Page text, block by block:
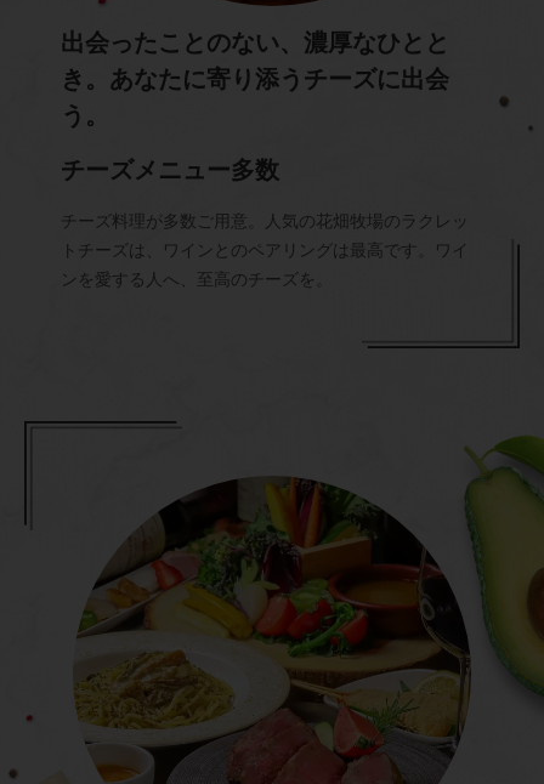
出会ったことのない、濃厚なひとと
き。あなたに寄り添うチーズに出会
う。
チーズメニュー多数
チーズ料理が多数ご用意。人気の花畑牧場のラクレッ
トチーズは、ワインとのペアリングは最高です。ワイ
ンを愛する人へ、至高のチーズを。